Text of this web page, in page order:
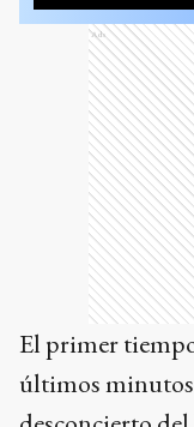
Ads
El primer
últimos